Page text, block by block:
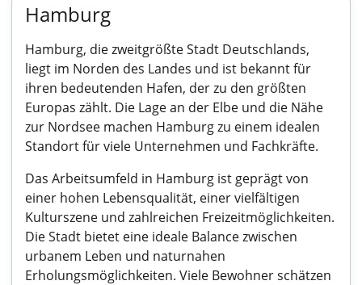
Hamburg
Hamburg, die zweitgrößte Stadt Deutschlands,
liegt im Norden des Landes und ist bekannt für
ihren bedeutenden Hafen, der zu den größten
Europas zählt. Die Lage an der Elbe und die Nähe
zur Nordsee machen Hamburg zu einem idealen
Standort für viele Unternehmen und Fachkräfte.
Das Arbeitsumfeld in Hamburg ist geprägt von
einer hohen Lebensqualität, einer vielfältigen
Kulturszene und zahlreichen Freizeitmöglichkeiten.
Die Stadt bietet eine ideale Balance zwischen
urbanem Leben und naturnahen
Erholungsmöglichkeiten. Viele Bewohner schätzen